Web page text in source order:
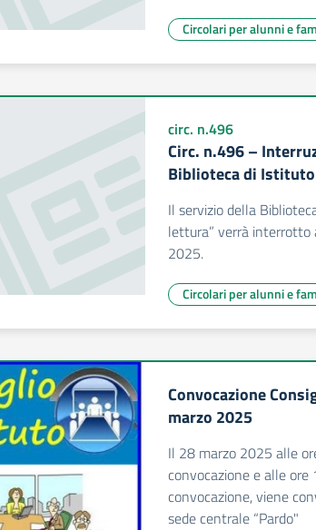
Circolari per alunni e
circ. n.496
Circ. n.496 –
Biblioteca di
Il servizio della
lettura” verrà interrotto
2025.
Circolari per alunni e
Convocazione
marzo 2025
Il 28 marzo 2025 alle
convocazione e alle
convocazione, viene
sede centrale “Pardo"